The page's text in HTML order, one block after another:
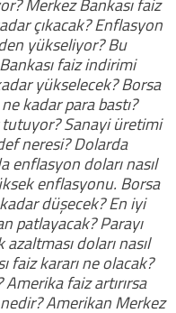
Merkez Bankası faiz
çıkacak? Enflasyon
yükseliyor? Bu
faiz indirimi
yükselecek? Borsa
kadar para bastı?
Sanayi üretimi
neresi? Dolarda
enflasyon doları nasıl
enflasyonu. Borsa
düşecek? En iyi
patlayacak? Parayı
doları nasıl
faiz kararı ne olacak?
faiz artırırsa
Amerikan Merkez